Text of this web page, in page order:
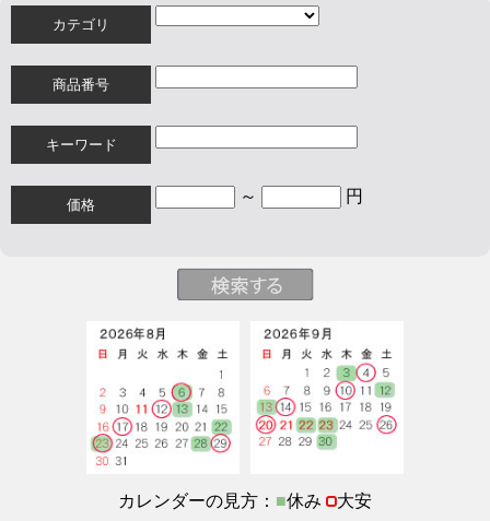
カテゴリ
商品番号
キーワード
価格 ～ 円
カレンダーの見方： ■休み 大安